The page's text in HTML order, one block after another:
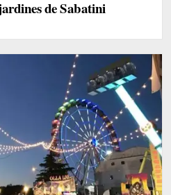
de Sabatini